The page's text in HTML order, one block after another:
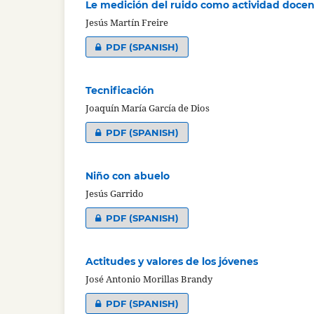
Le medición del ruido como actividad
Jesús Martín Freire
PDF (SPANISH)
Tecnificación
Joaquín María García de Dios
PDF (SPANISH)
Niño con abuelo
Jesús Garrido
PDF (SPANISH)
Actitudes y valores de los jóvenes
José Antonio Morillas Brandy
PDF (SPANISH)